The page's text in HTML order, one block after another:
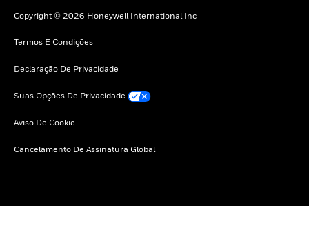
Copyright © 2026 Honeywell International Inc
Termos E Condições
Declaração De Privacidade
Suas Opções De Privacidade
Aviso De Cookie
Cancelamento De Assinatura Global